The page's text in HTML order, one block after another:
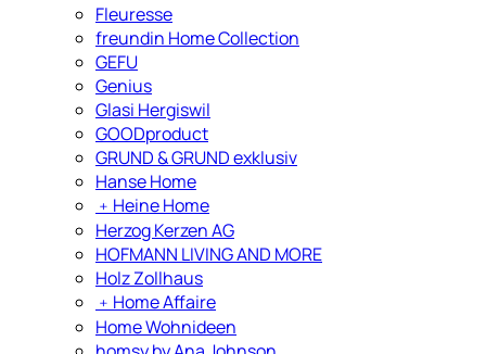
Fleuresse
freundin Home Collection
GEFU
Genius
Glasi Hergiswil
GOODproduct
GRUND & GRUND exklusiv
Hanse Home
﹢ Heine Home
Herzog Kerzen AG
HOFMANN LIVING AND MORE
Holz Zollhaus
﹢ Home Affaire
Home Wohnideen